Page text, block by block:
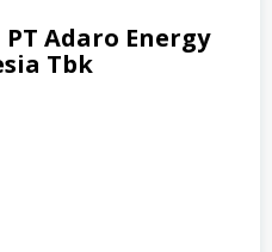
Adaro Energy
Tbk